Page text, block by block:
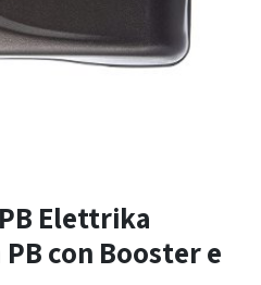
Elettrika
con Booster e